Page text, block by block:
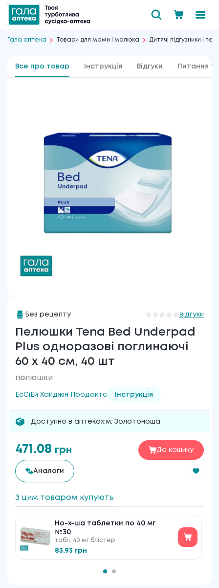
Гала аптека Товари для мами і малюка Дитячі підгузники і
Все про товар Інструкція Відгуки Питання та
Без рецепту відгуки
Пелюшки Tena Bed Underpad
Plus одноразові поглинаючі
60 x 40 см, 40 шт
пелюшки
ЕсСіЕй Хайджін Продактс Інструкція
Доступно в аптеках:м. Золотоноша
471.08 грн До кошику
Аналоги
З цим товаром купують
Но-х-ша таблетки по 40 мг
№30
табл. 40 мг блістер
83.93 грн